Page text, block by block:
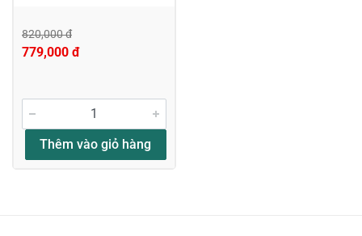
820,000 đ
779,000 đ
Thêm vào giỏ hàng